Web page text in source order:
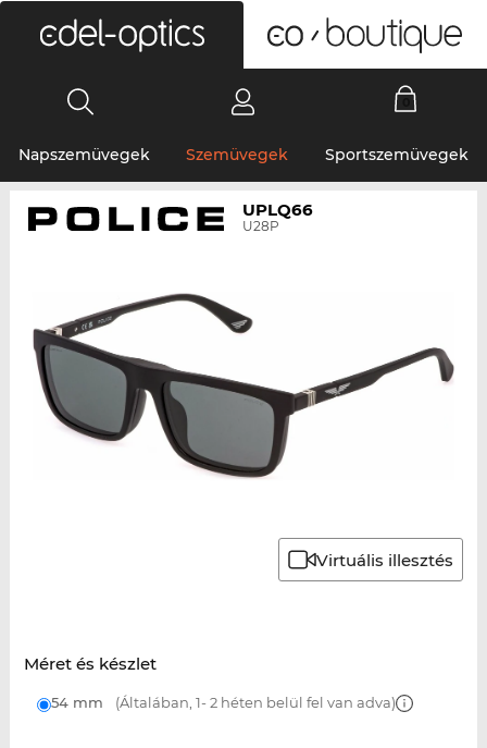
Napszemüvegek Szemüvegek Sportszemüvegek
UPLQ66
U28P
Virtuális illesztés
Méret és készlet
54 mm (Általában, 1- 2 héten belül fel van adva)